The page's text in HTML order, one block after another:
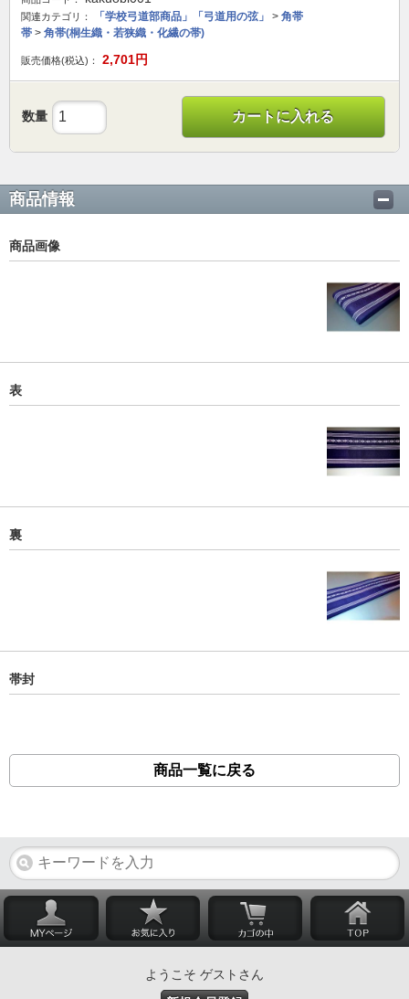
関連カテゴリ： 「学校弓道部商品」「弓道用の弦」 > 角帯
帯 > 角帯(桐生織・若狭織・化繊の帯)
販売価格(税込)： 2,701円
数量 カートに入れる
商品情報
商品画像
表
裏
帯封
商品一覧に戻る
ようこそ ゲストさん